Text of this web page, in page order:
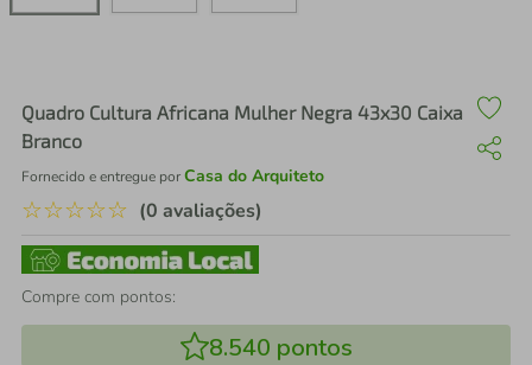
Quadro Cultura Africana Mulher Negra 43x30 Caixa
Branco
Fornecido e entregue porCasa do Arquiteto
☆☆☆☆☆ (0 avaliações)
Compre com pontos:
8.540 pontos